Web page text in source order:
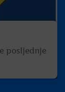
posljednje